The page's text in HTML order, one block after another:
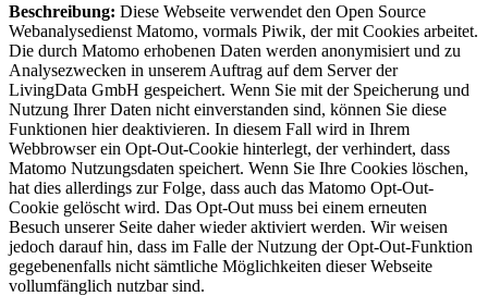
Beschreibung: Diese Webseite verwendet den Open Source
Webanalysedienst Matomo, vormals Piwik, der mit Cookies arbeitet.
Die durch Matomo erhobenen Daten werden anonymisiert und zu
Analysezwecken in unserem Auftrag auf dem Server der
LivingData GmbH gespeichert. Wenn Sie mit der Speicherung und
Nutzung Ihrer Daten nicht einverstanden sind, können Sie diese
Funktionen hier deaktivieren. In diesem Fall wird in Ihrem
Webbrowser ein Opt-Out-Cookie hinterlegt, der verhindert, dass
Matomo Nutzungsdaten speichert. Wenn Sie Ihre Cookies löschen,
hat dies allerdings zur Folge, dass auch das Matomo Opt-Out-
Cookie gelöscht wird. Das Opt-Out muss bei einem erneuten
Besuch unserer Seite daher wieder aktiviert werden. Wir weisen
jedoch darauf hin, dass im Falle der Nutzung der Opt-Out-Funktion
gegebenenfalls nicht sämtliche Möglichkeiten dieser Webseite
vollumfänglich nutzbar sind.